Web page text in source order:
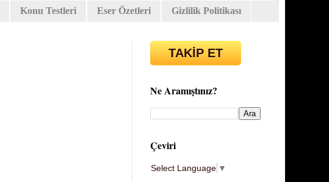
Konu Testleri Eser Özetleri Gizlilik Politikası
TAKİP ET
Ne Aramıştınız?
Çeviri
Select Language ▼